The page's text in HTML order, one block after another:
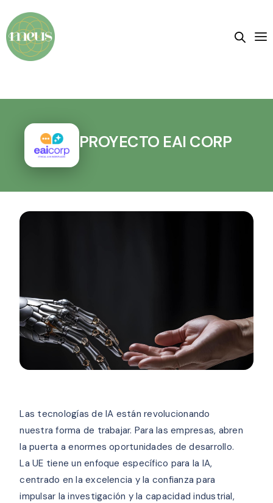
PROYECTO EAI CORP
Las tecnologías de IA están revolucionando
nuestra forma de trabajar. Para las empresas, abren
la puerta a enormes oportunidades de desarrollo.
La UE tiene un enfoque específico para la IA,
centrado en la excelencia y la confianza para
impulsar la investigación y la capacidad industrial,